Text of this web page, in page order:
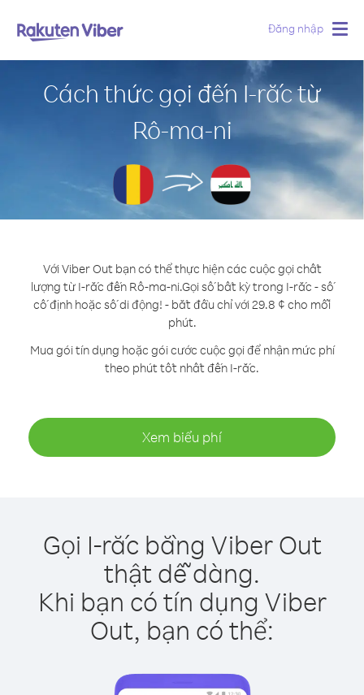
Đăng nhập
Cách thức gọi đến I-rắc từ
Rô-ma-ni
Với Viber Out bạn có thể thực hiện các cuộc gọi chất
lượng từ I-rắc đến Rô-ma-ni.Gọi số bất kỳ trong I-rắc - số
cố định hoặc số di động! - bắt đầu chỉ với 29.8 ¢ cho mỗi
phút.
Mua gói tín dụng hoặc gói cước cuộc gọi để nhận mức phí
theo phút tốt nhất đến I-rắc.
Xem biểu phí
Gọi I-rắc bằng Viber Out
thật dễ dàng.
Khi bạn có tín dụng Viber
Out, bạn có thể: